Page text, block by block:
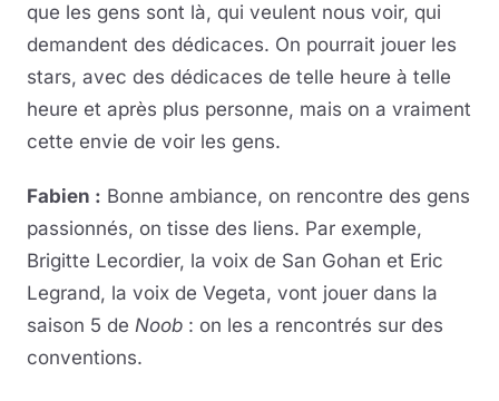
que les gens sont là, qui veulent nous voir, qui
demandent des dédicaces. On pourrait jouer les
stars, avec des dédicaces de telle heure à telle
heure et après plus personne, mais on a vraiment
cette envie de voir les gens.
Fabien : Bonne ambiance, on rencontre des gens
passionnés, on tisse des liens. Par exemple,
Brigitte Lecordier, la voix de San Gohan et Eric
Legrand, la voix de Vegeta, vont jouer dans la
saison 5 de Noob : on les a rencontrés sur des
conventions.